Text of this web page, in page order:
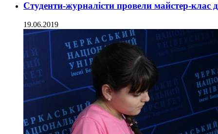
Студенти-журналісти провели майстер-клас
19.06.2019